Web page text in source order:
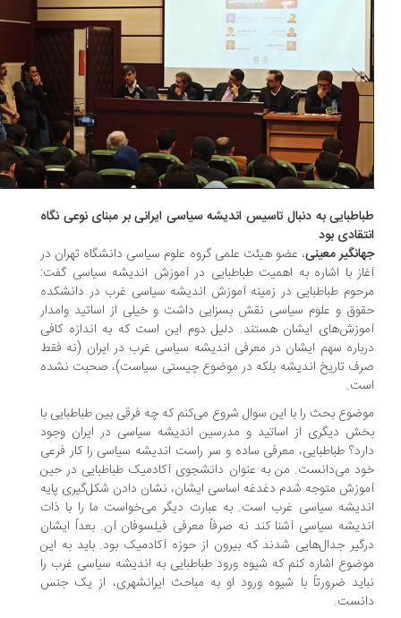
به دنبال تاسیس اندیشه سیاسی ایرانی بر مبنای نوعی نگاه
بود
معینی، عضو هیئت علمی گروه علوم سیاسی دانشگاه تهران در
با اشاره به اهمیت طباطبایی در آموزش اندیشه سیاسی گفت:
طباطبایی در زمینه آموزش اندیشه سیاسی غرب در دانشکده
و علوم سیاسی نقش بسزایی داشت و خیلی از اساتید وامدار
ایشان هستند. دلیل دوم این است که به اندازه کافی
سهم ایشان در معرفی اندیشه سیاسی غرب در ایران (نه فقط
تاریخ اندیشه بلکه در موضوع چیستی سیاست)، صحبت نشده
بحث را با این سوال شروع می‌کنم که چه فرقی بین طباطبایی با
دیگری از اساتید و مدرسین اندیشه سیاسی در ایران وجود
طباطبایی، معرفی ساده و سر راست اندیشه سیاسی را کار فرعی
می‌دانست. من به عنوان دانشجوی آکادمیک طباطبایی در حین
متوجه شدم دغدغه اساسی ایشان، نشان دادن شکل‌گیری پایه
سیاسی غرب است. به عبارت دیگر می‌خواست ما را با ذات
سیاسی آشنا کند نه صرفاً معرفی فیلسوفان آن. بعداً ایشان
جدال‌هایی شدند که بیرون از حوزه آکادمیک بود. باید به این
اشاره کنم که شیوه ورود طباطبایی به اندیشه سیاسی غرب را
ضرورتاً با شیوه ورود او به مباحث ایرانشهری، از یک جنس